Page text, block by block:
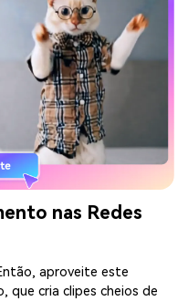
nas Redes
aproveite este
que cria clipes cheios de